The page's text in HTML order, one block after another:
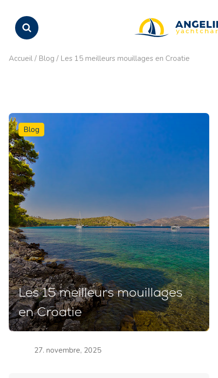
Accueil / Blog / Les 15 meilleurs mouillages en Croatie
Blog
Les 15 meilleurs mouillages
en Croatie
27. novembre, 2025